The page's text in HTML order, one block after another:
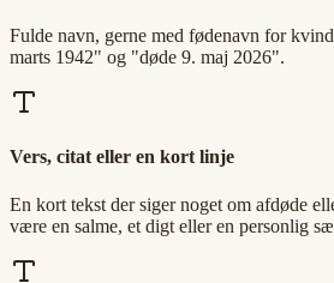
Fulde navn, gerne med fødenavn for
marts 1942" og "døde 9. maj 2026".
Vers, citat eller en kort linje
En kort tekst der siger noget om afdøde
være en salme, et digt eller en personlig